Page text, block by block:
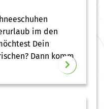
im den
Dein
Dann komm